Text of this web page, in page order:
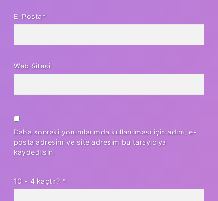
E-Posta*
Web Sitesi
Daha sonraki yorumlarımda kullanılması için adım, e-
posta adresim ve site adresim bu tarayıcıya
kaydedilsin.
10 - 4 kaçtır? *